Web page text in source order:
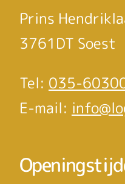
Prins
3761DT Soest
Tel: 035-
E-mail: